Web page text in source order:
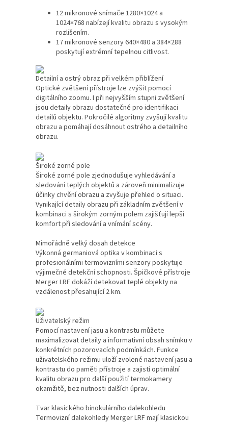
12 mikronové snímače 1280×1024 a
1024×768 nabízejí kvalitu obrazu s vysokým
rozlišením.
17 mikronové senzory 640×480 a 384×288
poskytují extrémní tepelnou citlivost.
Detailní a ostrý obraz při velkém přiblížení
Optické zvětšení přístroje lze zvýšit pomocí
digitálního zoomu. I při nejvyšším stupni zvětšení
jsou detaily obrazu dostatečné pro identifikaci
detailů objektu. Pokročilé algoritmy zvyšují kvalitu
obrazu a pomáhají dosáhnout ostrého a detailního
obrazu.
Široké zorné pole
Široké zorné pole zjednodušuje vyhledávání a
sledování teplých objektů a zároveň minimalizuje
účinky chvění obrazu a zvyšuje přehled o situaci.
Vynikající detaily obrazu při základním zvětšení v
kombinaci s širokým zorným polem zajišťují lepší
komfort při sledování a vnímání scény.
Mimořádně velký dosah detekce
Výkonná germaniová optika v kombinaci s
profesionálními termovizními senzory poskytuje
výjimečné detekční schopnosti. Špičkové přístroje
Merger LRF dokáží detekovat teplé objekty na
vzdálenost přesahující 2 km.
Uživatelský režim
Pomocí nastavení jasu a kontrastu můžete
maximalizovat detaily a informativní obsah snímku v
konkrétních pozorovacích podmínkách. Funkce
uživatelského režimu uloží zvolené nastavení jasu a
kontrastu do paměti přístroje a zajistí optimální
kvalitu obrazu pro další použití termokamery
okamžitě, bez nutnosti dalších úprav.
Tvar klasického binokulárního dalekohledu
Termovizní dalekohledy Merger LRF mají klasickou